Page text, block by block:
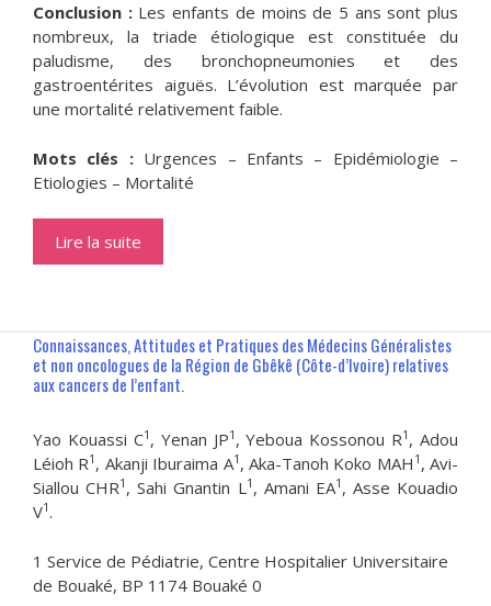
Conclusion :Les enfants de moins de 5 ans sont plus
nombreux, la triade étiologique est constituée du
paludisme, des bronchopneumonies et des
gastroentérites aiguës. L’évolution est marquée par
une mortalité relativement faible.
Mots clés :Urgences – Enfants – Epidémiologie –
Etiologies – Mortalité
Lire la suite
Connaissances, Attitudes et Pratiques des Médecins Généralistes
et non oncologues de la Région de Gbêkê (Côte-d’Ivoire) relatives
aux cancers de l’enfant.
Yao Kouassi C1 , Yenan JP1 , Yeboua Kossonou R1 , Adou
Léioh R1 , Akanji Iburaima A1 , Aka-Tanoh Koko MAH 1 , Avi-
Siallou CHR1 , Sahi Gnantin L1 , Amani EA1 , Asse Kouadio
V1.
1 Service de Pédiatrie, Centre Hospitalier Universitaire
de Bouaké, BP 1174 Bouaké 0